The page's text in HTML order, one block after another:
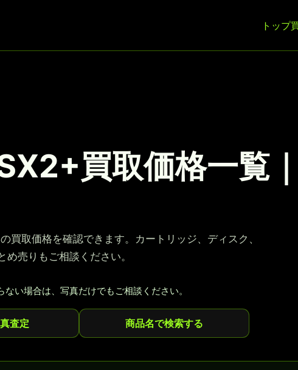
トップ
買取価格一覧
取価格を確認できます。カートリッジ、ディスク、
売りもご相談ください。
ない場合は、写真だけでもご相談ください。
査定 商品名で検索する